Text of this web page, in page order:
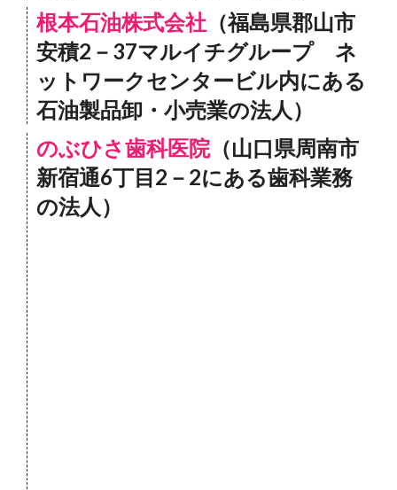
根本石油株式会社 （福島県郡山市
安積2－37マルイチグループ ネ
ットワークセンタービル内にある
石油製品卸・小売業の法人）
のぶひさ歯科医院（山口県周南市
新宿通6丁目2－2にある歯科業務
の法人）